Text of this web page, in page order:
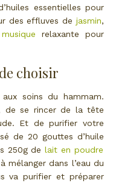
essentielles pour
des effluves de jasmin,
musique relaxante pour
choisir
soins du hammam.
de se rincer de la tête
Et de purifier votre
de 20 gouttes d’huile
250g de lait en poudre
mélanger dans l’eau du
va purifier et préparer